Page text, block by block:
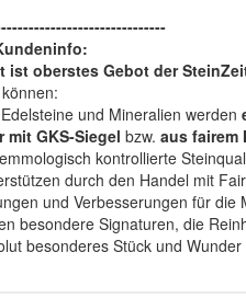
ist oberstes Gebot der
und Mineralien werden
mit GKS-Siegel bzw. aus fairem
kontrollierte
durch den Handel mit
und Verbesserungen für
besondere Signaturen, die
besonderes Stück und